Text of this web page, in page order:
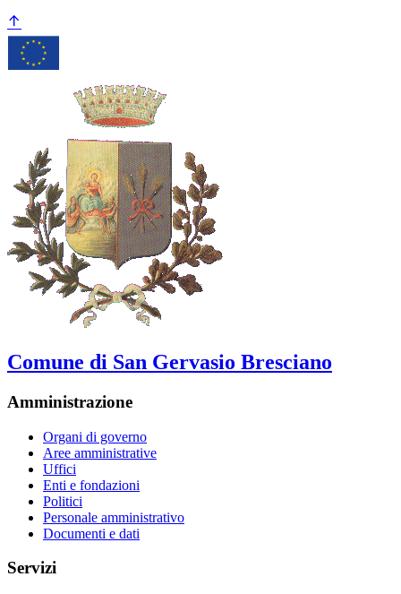
Comune di San Gervasio Bresciano
Amministrazione
Organi di governo
Aree amministrative
Uffici
Enti e fondazioni
Politici
Personale amministrativo
Documenti e dati
Servizi